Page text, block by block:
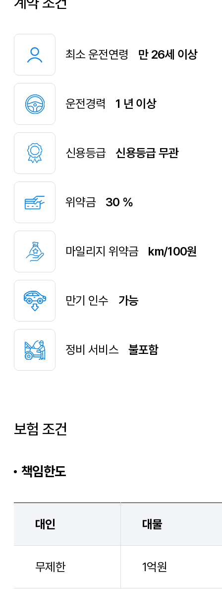
최소 운전연령 만 26세 이상
운전경력 1 년 이상
신용등급 신용등급 무관
위약금 30 %
마일리지 위약금 km/100원
만기 인수 가능
정비 서비스 불포함
보험 조건
책임한도
대인 대물
무제한 1억원